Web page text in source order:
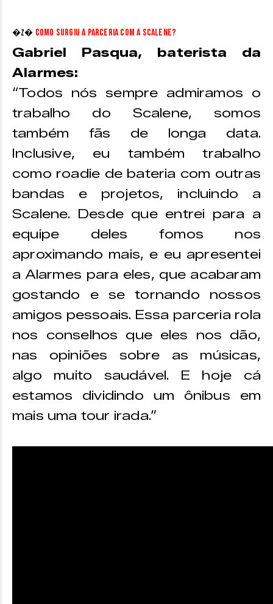
�z� Como surgiu a parceria com a Scalene?
Gabriel Pasqua, baterista da
Alarmes:
“Todos nós sempre admiramos o
trabalho do Scalene, somos
também fãs de longa data.
Inclusive, eu também trabalho
como roadie de bateria com outras
bandas e projetos, incluindo a
Scalene. Desde que entrei para a
equipe deles fomos nos
aproximando mais, e eu apresentei
a Alarmes para eles, que acabaram
gostando e se tornando nossos
amigos pessoais. Essa parceria rola
nos conselhos que eles nos dão,
nas opiniões sobre as músicas,
algo muito saudável. E hoje cá
estamos dividindo um ônibus em
mais uma tour irada.”